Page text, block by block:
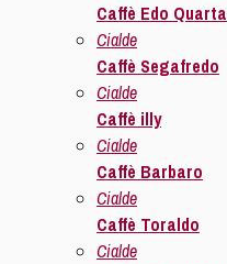
Caffè Edo Quarta
Cialde
Caffè Segafredo
Cialde
Caffè illy
Cialde
Caffè Barbaro
Cialde
Caffè Toraldo
Cialde